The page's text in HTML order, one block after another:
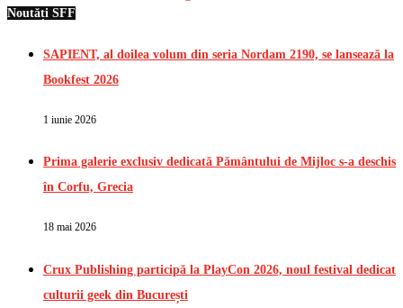
Noutăți SFF
SAPIENT, al doilea volum din seria Nordam 2190, se lansează la
Bookfest 2026
1 iunie 2026
Prima galerie exclusiv dedicată Pământului de Mijloc s-a deschis
în Corfu, Grecia
18 mai 2026
Crux Publishing participă la PlayCon 2026, noul festival dedicat
culturii geek din București